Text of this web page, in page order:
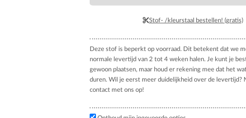
Stof- /kleurstaal bestellen! (gratis)
Deze stof is beperkt op voorraad. Dit betekent dat we
normale levertijd van 2 tot 4 weken halen. Je kunt je
gewoon plaatsen, maar houd er rekening mee dat het
duren. Wil je eerst meer duidelijkheid over de levertijd?
contact met ons op!